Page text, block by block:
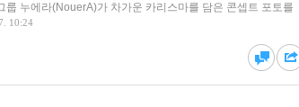
댓글 공유
룹 누에라(NouerA)가 차가운 카리스마를 담은 콘셉트 포토를
10:24